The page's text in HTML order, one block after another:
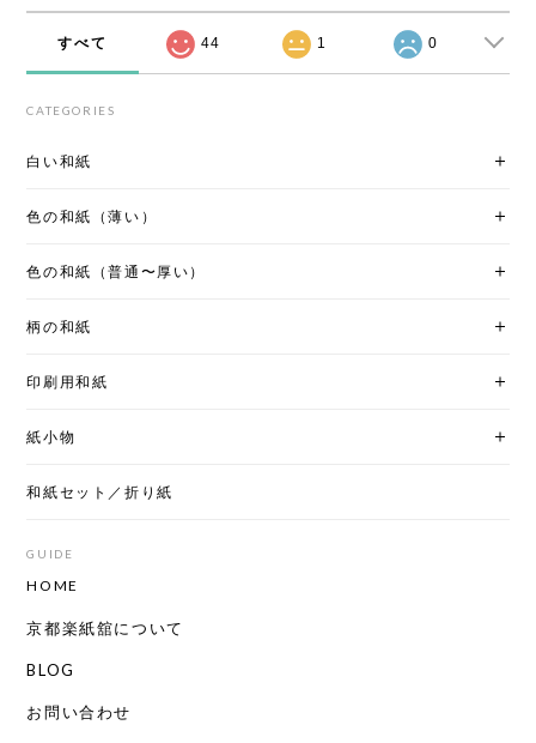
すべて 44 1 0
CATEGORIES
白い和紙
色の和紙（薄い）
色の和紙（普通〜厚い）
柄の和紙
印刷用和紙
紙小物
和紙セット／折り紙
GUIDE
HOME
京都楽紙舘について
BLOG
お問い合わせ